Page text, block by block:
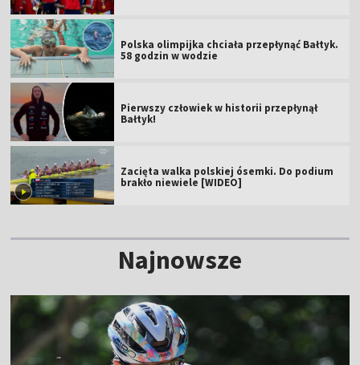
Polska olimpijka chciała przepłynąć Bałtyk.
58 godzin w wodzie
Pierwszy człowiek w historii przepłynął
Bałtyk!
Zacięta walka polskiej ósemki. Do podium
brakło niewiele [WIDEO]
Najnowsze